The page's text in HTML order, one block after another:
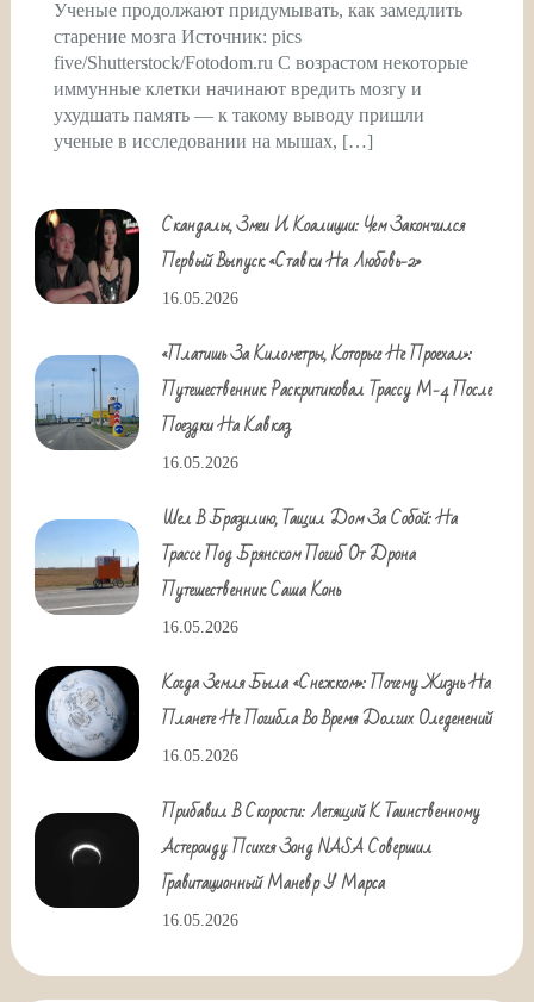
Ученые продолжают придумывать, как замедлить
старение мозга Источник: pics
five/Shutterstock/Fotodom.ru С возрастом некоторые
иммунные клетки начинают вредить мозгу и
ухудшать память — к такому выводу пришли
ученые в исследовании на мышах, […]
Скандалы, Змеи И Коалиции: Чем Закончился
Первый Выпуск «Ставки На Любовь-2»
16.05.2026
«Платишь За Километры, Которые Не Проехал»:
Путешественник Раскритиковал Трассу М-4 После
Поездки На Кавказ
16.05.2026
Шел В Бразилию, Тащил Дом За Собой: На
Трассе Под Брянском Погиб От Дрона
Путешественник Саша Конь
16.05.2026
Когда Земля Была «снежком»: Почему Жизнь На
Планете Не Погибла Во Время Долгих Оледенений
16.05.2026
Прибавил В Скорости: Летящий К Таинственному
Астероиду Психея Зонд NASA Совершил
Гравитационный Маневр У Марса
16.05.2026